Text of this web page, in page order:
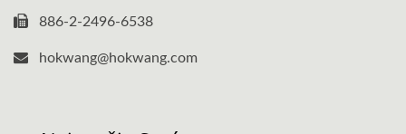
886-2-2496-6538
hokwang@hokwang.com